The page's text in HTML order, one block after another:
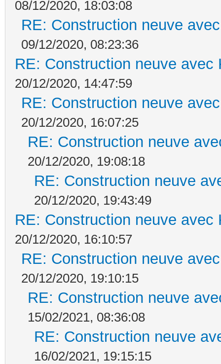
08/12/2020, 18:03:08
RE: Construction neuve
09/12/2020, 08:23:36
RE: Construction neuve avec
20/12/2020, 14:47:59
RE: Construction neuve
20/12/2020, 16:07:25
RE: Construction neuve
20/12/2020, 19:08:18
RE: Construction neuve
20/12/2020, 19:43:49
RE: Construction neuve avec
20/12/2020, 16:10:57
RE: Construction neuve
20/12/2020, 19:10:15
RE: Construction neuve
15/02/2021, 08:36:08
RE: Construction neuve
16/02/2021, 19:15:15